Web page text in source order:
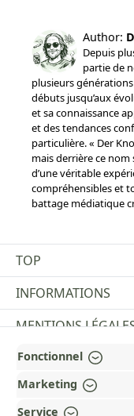
Author:
Depuis
partie de
plusieurs
débuts jusqu’aux
et sa connaissance
et des tendances
particulière. « Der
mais derrière ce
d’une véritable
compréhensibles et
battage médiatique
TOP
INFORMATIONS
MENTIONS
PAYMENT AND
RÉCOMPENSÉ ET
Fonctionnel
Marketing
Service